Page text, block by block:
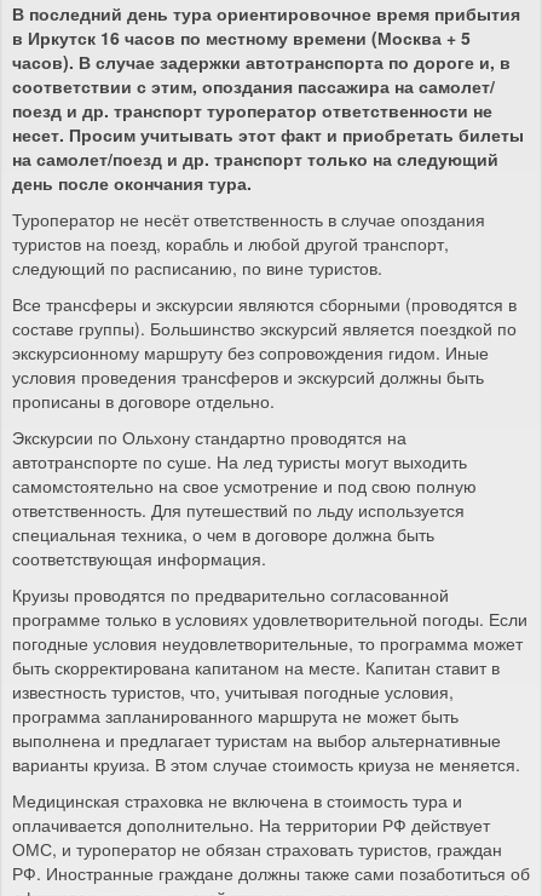
В последний день тура ориентировочное время прибытия
в Иркутск 16 часов по местному времени (Москва + 5
часов). В случае задержки автотранспорта по дороге и, в
соответствии с этим, опоздания пассажира на самолет/
поезд и др. транспорт туроператор ответственности не
несет. Просим учитывать этот факт и приобретать билеты
на самолет/поезд и др. транспорт только на следующий
день после окончания тура.
Туроператор не несёт ответственность в случае опоздания
туристов на поезд, корабль и любой другой транспорт,
следующий по расписанию, по вине туристов.
Все трансферы и экскурсии являются сборными (проводятся в
составе группы). Большинство экскурсий является поездкой по
экскурсионному маршруту без сопровождения гидом. Иные
условия проведения трансферов и экскурсий должны быть
прописаны в договоре отдельно.
Экскурсии по Ольхону стандартно проводятся на
автотранспорте по суше. На лед туристы могут выходить
самомстоятельно на свое усмотрение и под свою полную
ответственность. Для путешествий по льду используется
специальная техника, о чем в договоре должна быть
соответствующая информация.
Круизы проводятся по предварительно согласованной
программе только в условиях удовлетворительной погоды. Если
погодные условия неудовлетворительные, то программа может
быть скорректирована капитаном на месте. Капитан ставит в
известность туристов, что, учитывая погодные условия,
программа запланированного маршрута не может быть
выполнена и предлагает туристам на выбор альтернативные
варианты круиза. В этом случае стоимость криуза не меняется.
Медицинская страховка не включена в стоимость тура и
оплачивается дополнительно. На территории РФ действует
ОМС, и туроператор не обязан страховать туристов, граждан
РФ. Иностранные граждане должны также сами позаботиться об